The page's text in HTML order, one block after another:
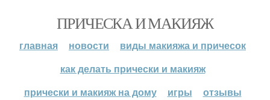
ПРИЧЕСКА И МАКИЯЖ
главная новости
виды макияжа и причесок
как делать прически и макияж
прически и макияж на дому
игры отзывы